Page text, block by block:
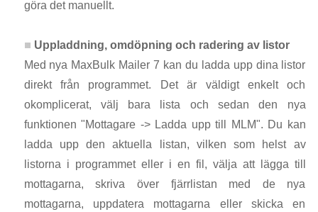
göra det manuellt.
Uppladdning, omdöpning och radering av listor
Med nya MaxBulk Mailer 7 kan du ladda upp dina listor
direkt från programmet. Det är väldigt enkelt och
okomplicerat, välj bara lista och sedan den nya
funktionen "Mottagare -> Ladda upp till MLM". Du kan
ladda upp den aktuella listan, vilken som helst av
listorna i programmet eller i en fil, välja att lägga till
mottagarna, skriva över fjärrlistan med de nya
mottagarna, uppdatera mottagarna eller skicka en